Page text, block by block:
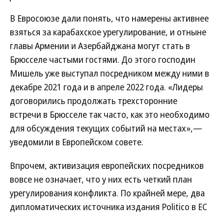
В Евросоюзе дали понять, что намерены активнее
взяться за карабахское урегулирование, и отныне
главы Армении и Азербайджана могут стать в
Брюсселе частыми гостями. До этого господин
Мишель уже выступал посредником между ними в
декабре 2021 года и в апреле 2022 года. «Лидеры
договорились продолжать трехсторонние
встречи в Брюсселе так часто, как это необходимо
для обсуждения текущих событий на местах»,—
уведомили в Европейском совете.
Впрочем, активизация европейских посредников
вовсе не означает, что у них есть четкий план
урегулирования конфликта. По крайней мере, два
дипломатических источника издания Politico в ЕС